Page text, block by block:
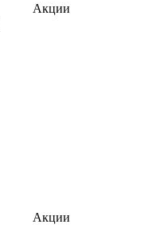
Акции
Акции